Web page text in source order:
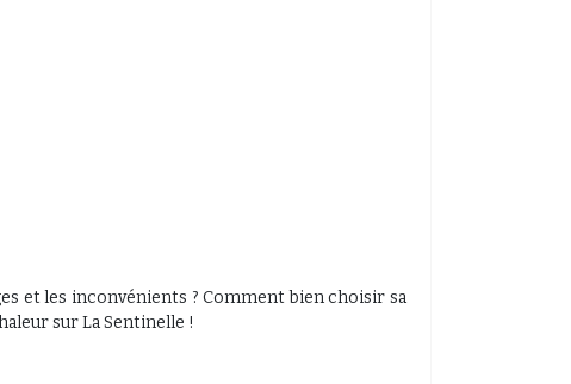
et les inconvénients ? Comment bien choisir sa
sur La Sentinelle !